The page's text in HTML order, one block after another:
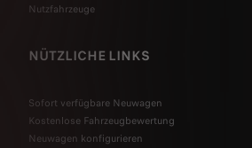
Nutzfahrzeuge
NÜTZLICHE LINKS
Sofort verfügbare Neuwagen
Kostenlose Fahrzeugbewertung
Neuwagen konfigurieren